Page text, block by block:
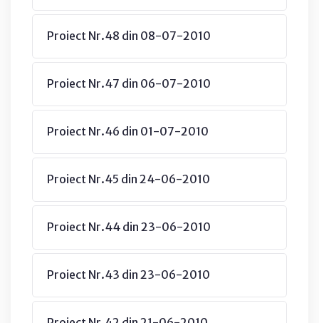
Proiect Nr.48 din 08-07-2010
Proiect Nr.47 din 06-07-2010
Proiect Nr.46 din 01-07-2010
Proiect Nr.45 din 24-06-2010
Proiect Nr.44 din 23-06-2010
Proiect Nr.43 din 23-06-2010